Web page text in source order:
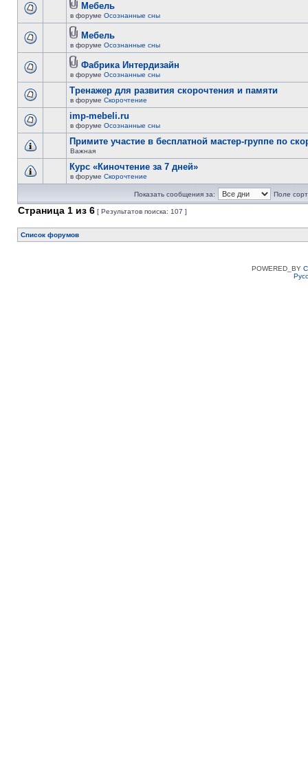
Мебель
в форуме Осознанные сны
Мебель
в форуме Осознанные сны
Фабрика Интердизайн
в форуме Осознанные сны
Тренажер для развития скорочтения и памяти
в форуме Скорочтение
imp-mebeli.ru
в форуме Осознанные сны
Примите участие в бесплатной мастер-группе по
Важная
Курс «Киночтение за 7 дней»
в форуме Скорочтение
Показать сообщения за: Поле
Страница 1 из 6 [ Результатов поиска: 107 ]
Список форумов
POWERED_BY